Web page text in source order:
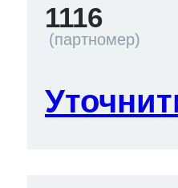
1116